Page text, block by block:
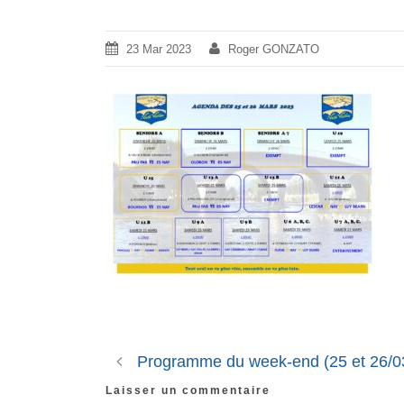
23 Mar 2023 Roger GONZATO
Programme du week-end (25 et 26/
Laisser un commentaire